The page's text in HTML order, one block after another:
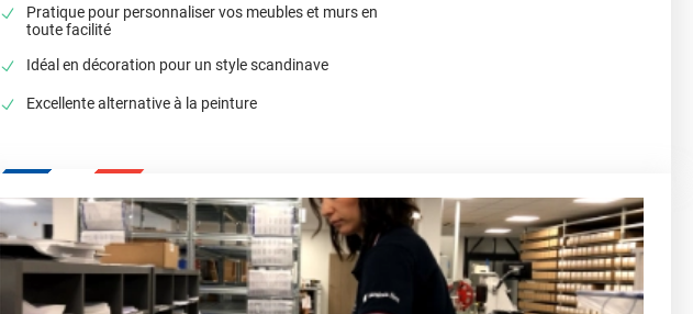
Pratique pour personnaliser vos meubles et murs en
toute facilité
Idéal en décoration pour un style scandinave
Excellente alternative à la peinture